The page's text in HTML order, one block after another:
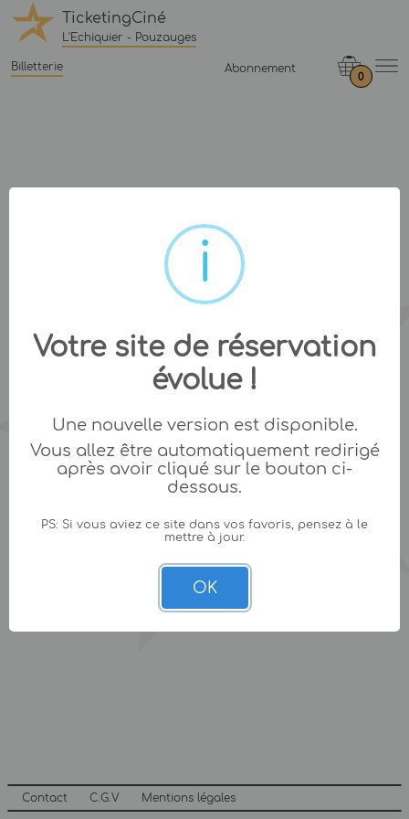
TicketingCiné
L'Echiquier - Pouzauges
Billetterie Abonnement
0
Contact C.G.V Mentions légales
Votre site de réservation
évolue !
Une nouvelle version est disponible.
Vous allez être automatiquement redirigé
après avoir cliqué sur le bouton ci-
dessous.
PS: Si vous aviez ce site dans vos favoris, pensez à le
mettre à jour.
OK